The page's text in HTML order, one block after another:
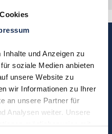
und Anzeigen zu
soziale Medien anbieten
unsere Website zu
wir Informationen zu Ihrer
an unsere Partner für
Analysen weiter. Unsere
möglicherweise mit
oder eine